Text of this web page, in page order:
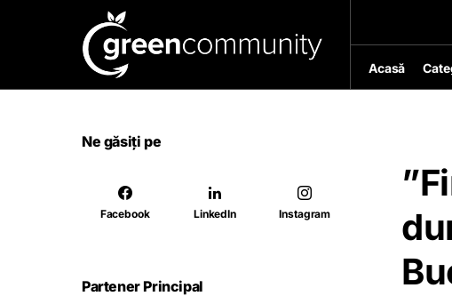
Acasă
Ne găsiți pe
Facebook LinkedIn Instagram
Partener Principal